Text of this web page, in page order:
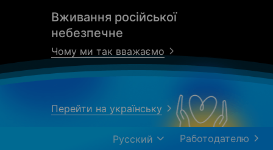
Вживання російської
небезпечне
Чому ми так вважаємо
Перейти на українську
Работодателю
Русский